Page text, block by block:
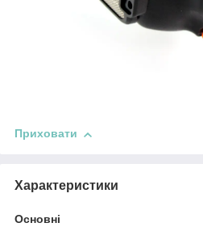
Приховати
Характеристики
Основні